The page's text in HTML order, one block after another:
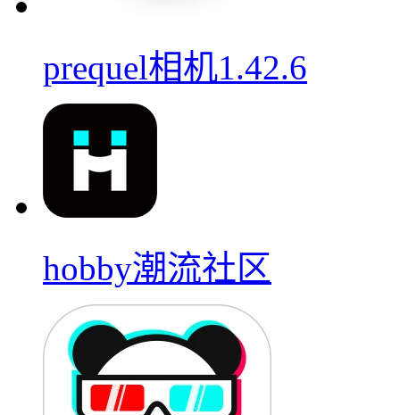
prequel相机1.42.6
hobby潮流社区